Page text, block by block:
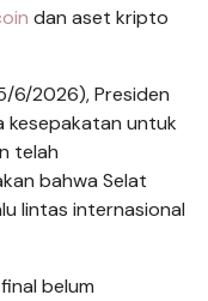
dan aset kripto
6/2026), Presiden
kesepakatan untuk
telah
bahwa Selat
lintas internasional
belum